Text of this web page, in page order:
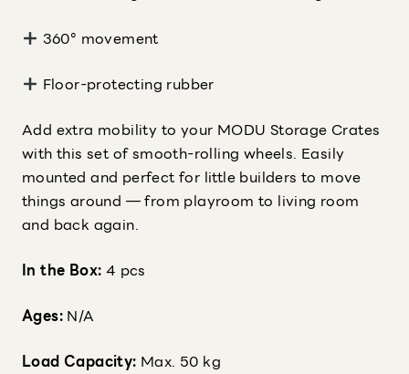
360° movement
Floor-protecting rubber
Add extra mobility to your MODU Storage Crates
with this set of smooth-rolling wheels. Easily
mounted and perfect for little builders to move
things around — from playroom to living room
and back again.
In the Box: 4 pcs
Ages: N/A
Load Capacity: Max. 50 kg